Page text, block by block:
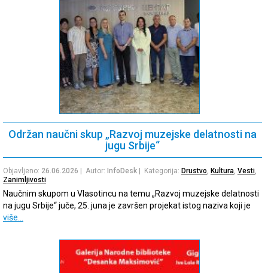
Održan naučni skup „Razvoj muzejske delatnosti na
jugu Srbije“
Objavljeno: 26.06.2026 | Autor: InfoDesk | Kategorija: Drustvo, Kultura, Vesti,
Zanimljivosti
Naučnim skupom u Vlasotincu na temu „Razvoj muzejske delatnosti
na jugu Srbije“ juče, 25. juna je završen projekat istog naziva koji je
više…